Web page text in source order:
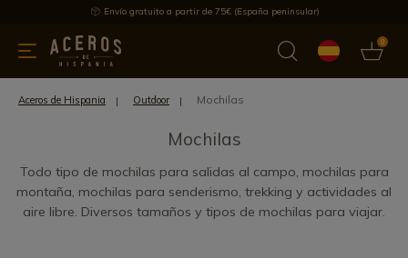
Envío gratuito a partir de 75€ (España peninsular)
0
menaje Ofertas Ultimas novedades Los más vendidos
Aceros de Hispania Outdoor Mochilas
Mochilas
Todo tipo de mochilas para salidas al campo, mochilas para
montaña, mochilas para senderismo, trekking y actividades al
aire libre. Diversos tamaños y tipos de mochilas para viajar.